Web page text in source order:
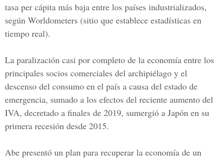
tasa per cápita más baja entre los países industrializados,
según Worldometers (sitio que establece estadísticas en
tiempo real).
La paralización casi por completo de la economía entre los
principales socios comerciales del archipiélago y el
descenso del consumo en el país a causa del estado de
emergencia, sumado a los efectos del reciente aumento del
IVA, decretado a finales de 2019, sumergió a Japón en su
primera recesión desde 2015.
Abe presentó un plan para recuperar la economía de un